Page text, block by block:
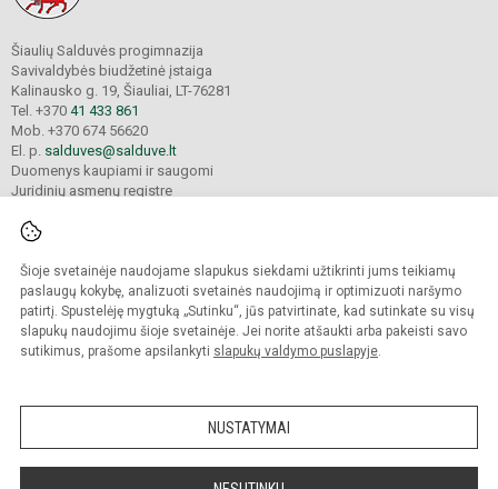
Šioje svetainėje naudojame slapukus siekdami užtikrinti jums teikiamų
paslaugų kokybę, analizuoti svetainės naudojimą ir optimizuoti naršymo
patirtį. Spustelėję mygtuką „Sutinku“, jūs patvirtinate, kad sutinkate su visų
slapukų naudojimu šioje svetainėje. Jei norite atšaukti arba pakeisti savo
sutikimus, prašome apsilankyti slapukų valdymo puslapyje.
NUSTATYMAI
Šiaulių Salduvės progimnazija
Savivaldybės biudžetinė įstaiga
Kalinausko g. 19, Šiauliai, LT-76281
Tel. +370 41 433 861
Mob. +370 674 56620
El. p. salduves@salduve.lt
Duomenys kaupiami ir saugomi
Juridinių asmenų registre
© 2026. Šiaulių Salduvės progimnazija. Visos teisės saugomos.
Kopijuoti turinį be raštiško įstaigos administracijos sutikimo griežtai draudžiama.